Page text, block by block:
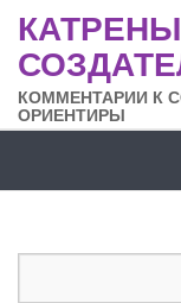
КАТРЕНЫ
КОММЕНТАРИИ К
ОРИЕНТИРЫ